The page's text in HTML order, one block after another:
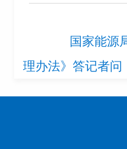
国家能源
理办法》答记者问